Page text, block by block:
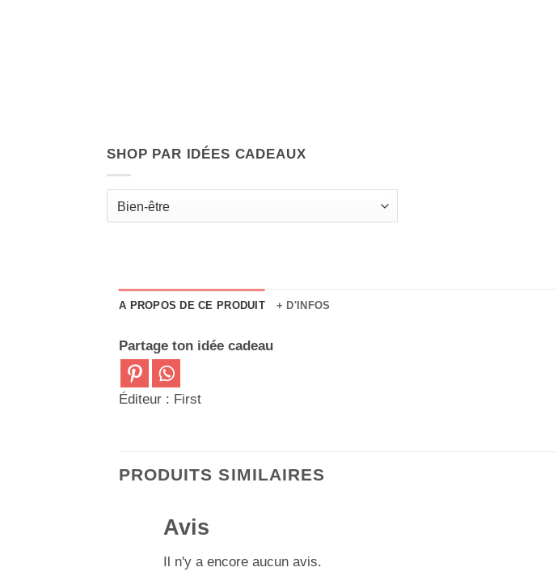
SHOP PAR IDÉES CADEAUX
A PROPOS DE CE PRODUIT + D'INFOS
Partage ton idée cadeau
Éditeur : First
PRODUITS SIMILAIRES
Avis
Il n'y a encore aucun avis.